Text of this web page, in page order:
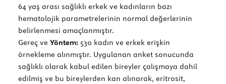
64 yaş arası sağlıklı erkek ve kadınların bazı
hematolojik parametrelerinin normal değerlerinin
belirlenmesi amaçlanmıştır.
Gereç ve Yöntem: 530 kadın ve erkek erişkin
örnekleme alınmıştır. Uygulanan anket sonucunda
sağlıklı olarak kabul edilen bireyler çalışmaya dahil
edilmiş ve bu bireylerden kan alınarak, eritrosit,